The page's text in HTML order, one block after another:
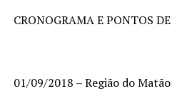
CRONOGRAMA E PONTOS
01/09/2018 – Região do Matão